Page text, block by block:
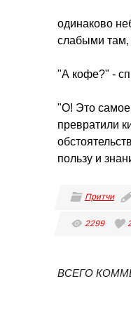
одинаково
слабыми там,
"А кофе?" -
"О! Это самое
превратили
пользу и
Притчи
2299
ВСЕГО